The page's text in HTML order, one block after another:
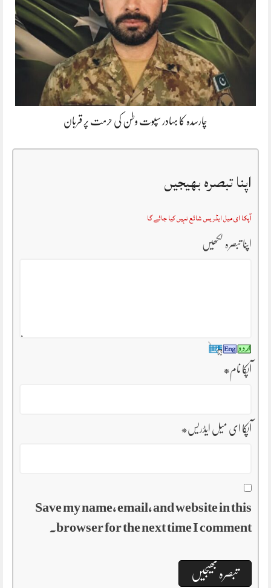
چارسدہ کا بہادر سپوت وطن کی حرمت پر قربان
اپنا تبصرہ بھیجیں
آپکا ای میل ایڈریس شائع نہیں کیا جائے گا
اپنا تبصرہ لکھیں
آپکا نام*
آپکا ای میل ایڈریس*
Save my name, email, and website in this
browser for the next time I comment.